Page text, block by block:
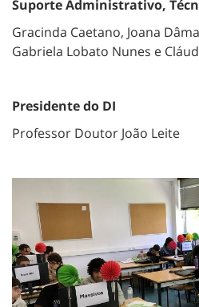
Suporte Administrativo,
Gracinda Caetano, Joana
Gabriela Lobato Nunes e
Presidente do DI
Professor Doutor João Leite